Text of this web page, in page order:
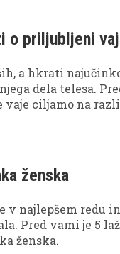
o priljubljeni
a hkrati
dela telesa.
ciljamo na
ženska
v najlepšem redu
Pred vami je 5
ženska.